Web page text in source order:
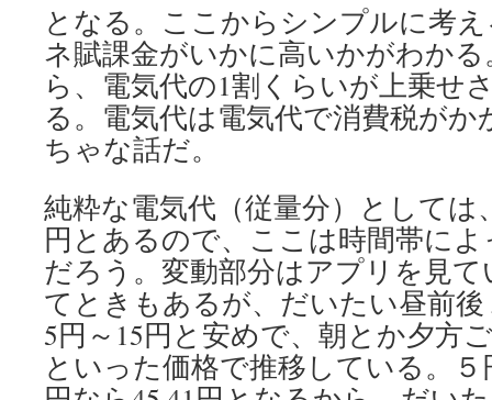
となる。ここからシンプルに考
ネ賦課金がいかに高いかがわかる
ら、電気代の1割くらいが上乗せ
る。電気代は電気代で消費税が
ちゃな話だ。
純粋な電気代（従量分）としては
円とあるので、ここは時間帯に
だろう。変動部分はアプリを見
てときもあるが、だいたい昼前
5円～15円と安めで、朝とか夕方
といった価格で推移している。５